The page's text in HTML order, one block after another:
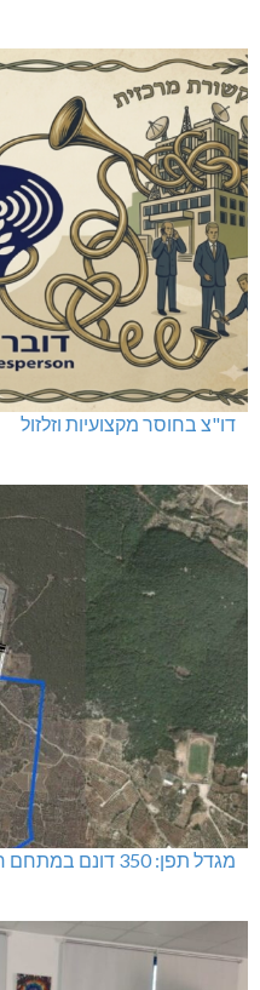
דו"צ בחוסר מקצועיות וזלזול
מגדל תפן: 350 דונם במתחם חדש